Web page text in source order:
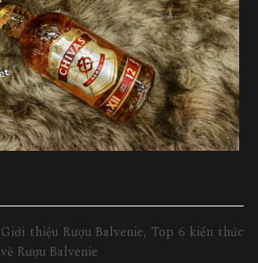
Giới thiệu Rượu Balvenie, Top 6 kiến thức
về Rượu Balvenie